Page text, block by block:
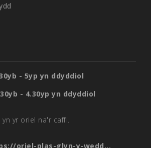
- 5yp yn ddyddiol
- 4.30yp yn ddyddiol
yr oriel na'r caffi.
oriel-plas-glyn-y-wedd...